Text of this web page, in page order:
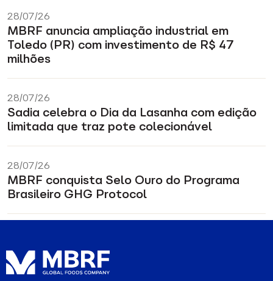
28/07/26
MBRF anuncia ampliação industrial em
Toledo (PR) com investimento de R$ 47
milhões
28/07/26
Sadia celebra o Dia da Lasanha com edição
limitada que traz pote colecionável
28/07/26
MBRF conquista Selo Ouro do Programa
Brasileiro GHG Protocol